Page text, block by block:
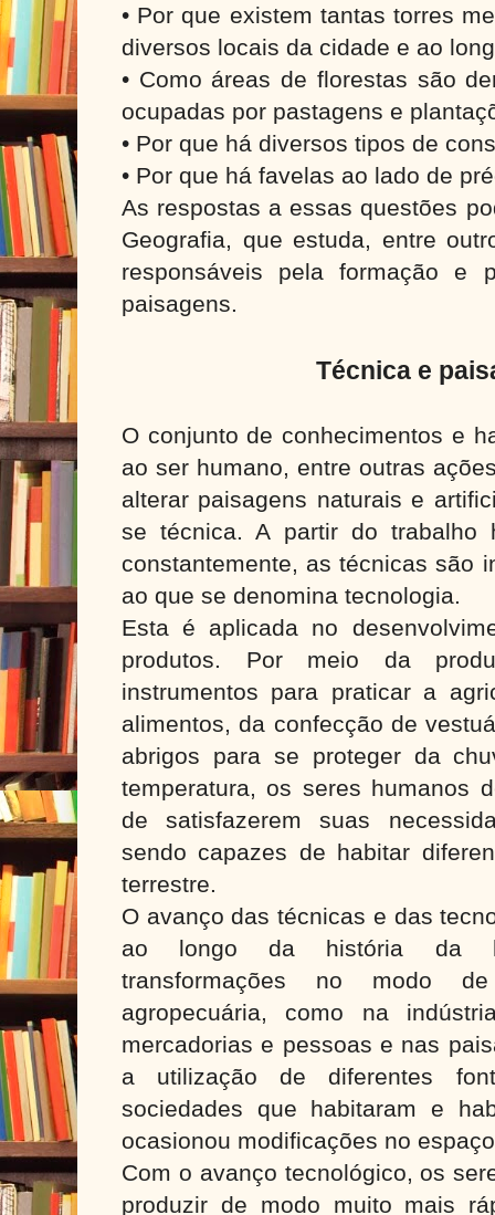
• Por que existem tantas torres
diversos locais da cidade e ao
• Como áreas de florestas são
ocupadas por pastagens e
• Por que há diversos tipos de
• Por que há favelas ao lado de
As respostas a essas questões
Geografia, que estuda, entre
responsáveis pela formação e
paisagens.
Técnica e
O conjunto de conhecimentos e
ao ser humano, entre outras
alterar paisagens naturais e
se técnica. A partir do trabalho
constantemente, as técnicas são
ao que se denomina tecnologia.
Esta é aplicada no
produtos. Por meio da
instrumentos para praticar a
alimentos, da confecção de
abrigos para se proteger da
temperatura, os seres humanos
de satisfazerem suas
sendo capazes de habitar
terrestre.
O avanço das técnicas e das
ao longo da história da
transformações no modo
agropecuária, como na
mercadorias e pessoas e nas
a utilização de diferentes
sociedades que habitaram e
ocasionou modificações no
Com o avanço tecnológico, os
produzir de modo muito mais